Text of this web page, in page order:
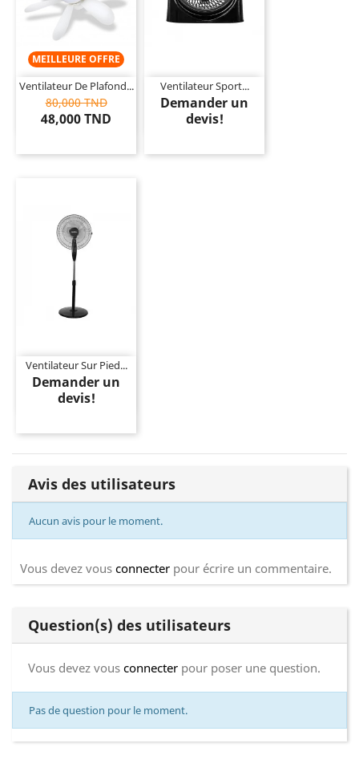
MEILLEURE OFFRE
Ventilateur De Plafond...
80,000 TND
48,000 TND
Ventilateur Sport...
Demander un
devis!
Ventilateur Sur Pied...
Demander un
devis!
Avis des utilisateurs
Aucun avis pour le moment.
Vous devez vous connecter pour écrire un commentaire.
Question(s) des utilisateurs
Vous devez vous connecter pour poser une question.
Pas de question pour le moment.